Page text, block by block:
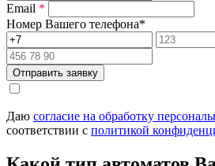
Email *
Номер Вашего телефона*
Отправить заявку
Даю согласие на обработку
соответствии с политикой